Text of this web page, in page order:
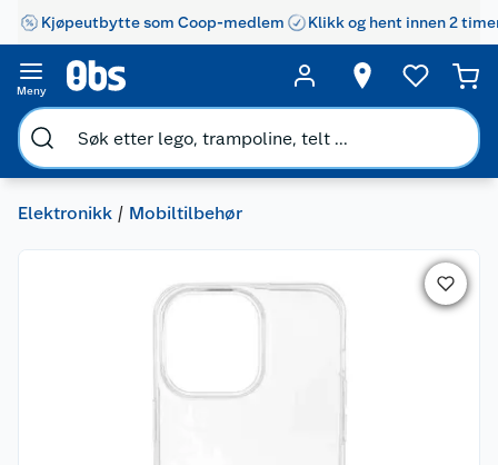
Kjøpeutbytte som Coop-medlem Klikk og hent innen 2
Meny
Elektronikk Mobiltilbehør